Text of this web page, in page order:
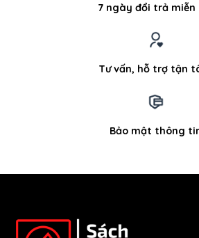
7 ngày đổi trả miễn
Tư vấn, hỗ trợ tận
Bảo mật thông